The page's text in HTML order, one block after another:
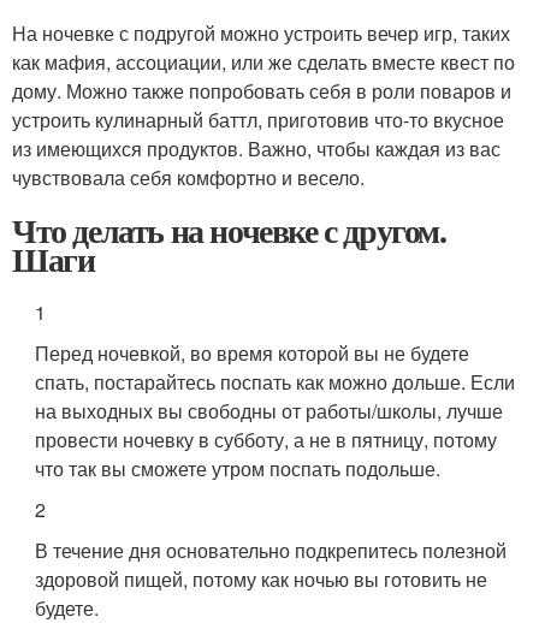
На ночевке с подругой можно устроить вечер игр, таких
как мафия, ассоциации, или же сделать вместе квест по
дому. Можно также попробовать себя в роли поваров и
устроить кулинарный баттл, приготовив что-то вкусное
из имеющихся продуктов. Важно, чтобы каждая из вас
чувствовала себя комфортно и весело.
Что делать на ночевке с другом.
Шаги
1
Перед ночевкой, во время которой вы не будете
спать, постарайтесь поспать как можно дольше. Если
на выходных вы свободны от работы/школы, лучше
провести ночевку в субботу, а не в пятницу, потому
что так вы сможете утром поспать подольше.
2
В течение дня основательно подкрепитесь полезной
здоровой пищей, потому как ночью вы готовить не
будете.